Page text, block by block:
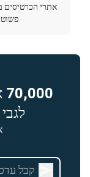
אתרי הכרטיסים
פשוט
70,000